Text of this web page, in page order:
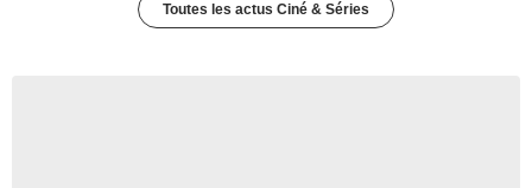
Toutes les actus Ciné & Séries